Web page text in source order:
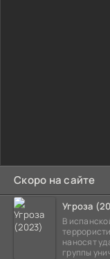
Скоро на сайте
Угроза
В
наносят
группы